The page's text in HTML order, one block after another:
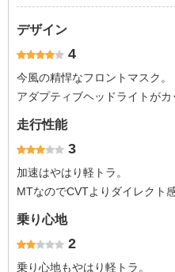
デザイン
4
今風の精悍なフロントマスク。
アダプティブヘッドライトがカ
走行性能
3
加速はやはり軽トラ。
MTなのでCVTよりダイレクト
乗り心地
2
乗り心地もやはり軽トラ。